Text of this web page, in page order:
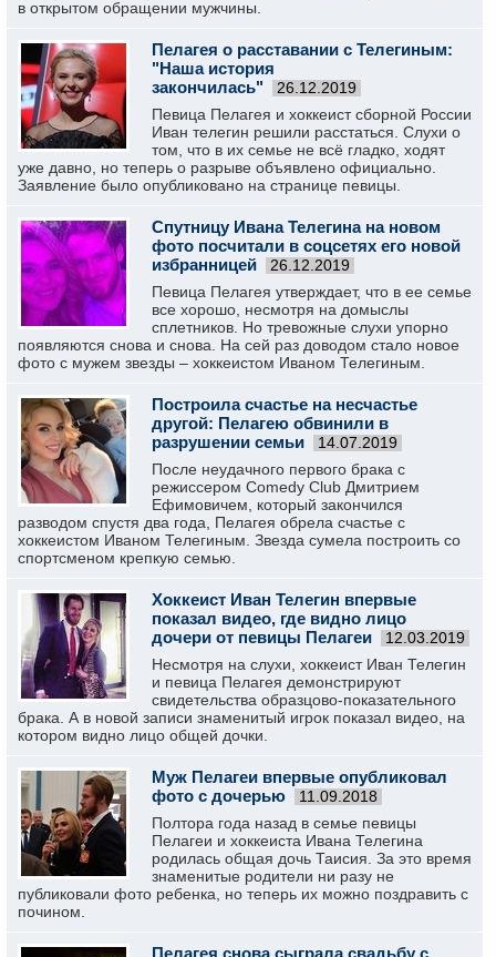
в открытом обращении мужчины.
Пелагея о расставании с Телегиным:
"Наша история
закончилась"
26.12.2019
Певица Пелагея и хоккеист сборной России
Иван телегин решили расстаться. Слухи о
том, что в их семье не всё гладко, ходят
уже давно, но теперь о разрыве объявлено официально.
Заявление было опубликовано на странице певицы.
Спутницу Ивана Телегина на новом
фото посчитали в соцсетях его новой
избранницей
26.12.2019
Певица Пелагея утверждает, что в ее семье
все хорошо, несмотря на домыслы
сплетников. Но тревожные слухи упорно
появляются снова и снова. На сей раз доводом стало новое
фото с мужем звезды – хоккеистом Иваном Телегиным.
Построила счастье на несчастье
другой: Пелагею обвинили в
разрушении семьи
14.07.2019
После неудачного первого брака с
режиссером Comedy Club Дмитрием
Ефимовичем, который закончился
разводом спустя два года, Пелагея обрела счастье с
хоккеистом Иваном Телегиным. Звезда сумела построить со
спортсменом крепкую семью.
Хоккеист Иван Телегин впервые
показал видео, где видно лицо
дочери от певицы Пелагеи
12.03.2019
Несмотря на слухи, хоккеист Иван Телегин
и певица Пелагея демонстрируют
свидетельства образцово-показательного
брака. А в новой записи знаменитый игрок показал видео, на
котором видно лицо общей дочки.
Муж Пелагеи впервые опубликовал
фото с дочерью
11.09.2018
Полтора года назад в семье певицы
Пелагеи и хоккеиста Ивана Телегина
родилась общая дочь Таисия. За это время
знаменитые родители ни разу не
публиковали фото ребенка, но теперь их можно поздравить с
почином.
Пелагея снова сыграла свадьбу с